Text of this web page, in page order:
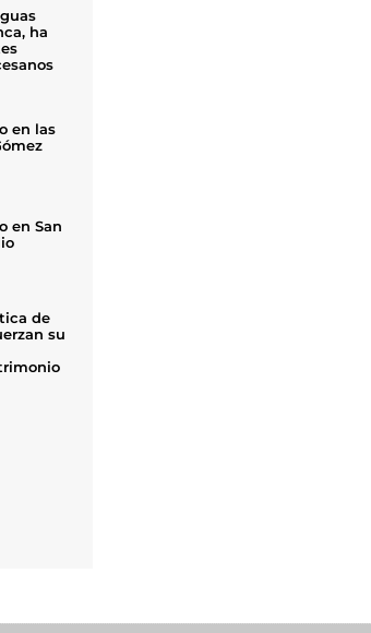
ha
en las
en San
de
su